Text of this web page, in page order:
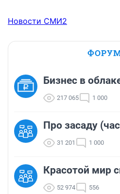
Новости СМИ2
Бизнес в
217 065 1 000
Про засаду
31 201 1 000
Красотой мир
52 974 556